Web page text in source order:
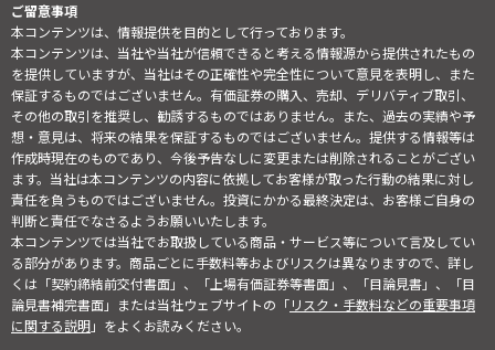
ご留意事項
本コンテンツは、情報提供を目的として行っております。
本コンテンツは、当社や当社が信頼できると考える情報源から提供されたもの
を提供していますが、当社はその正確性や完全性について意見を表明し、また
保証するものではございません。有価証券の購入、売却、デリバティブ取引、
その他の取引を推奨し、勧誘するものではありません。また、過去の実績や予
想・意見は、将来の結果を保証するものではございません。提供する情報等は
作成時現在のものであり、今後予告なしに変更または削除されることがござい
ます。当社は本コンテンツの内容に依拠してお客様が取った行動の結果に対し
責任を負うものではございません。投資にかかる最終決定は、お客様ご自身の
判断と責任でなさるようお願いいたします。
本コンテンツでは当社でお取扱している商品・サービス等について言及してい
る部分があります。商品ごとに手数料等およびリスクは異なりますので、詳し
くは「契約締結前交付書面」、「上場有価証券等書面」、「目論見書」、「目
論見書補完書面」または当社ウェブサイトの「リスク・手数料などの重要事項
に関する説明」をよくお読みください。